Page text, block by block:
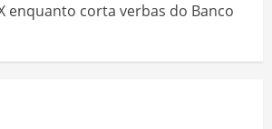
enquanto corta verbas do Banco